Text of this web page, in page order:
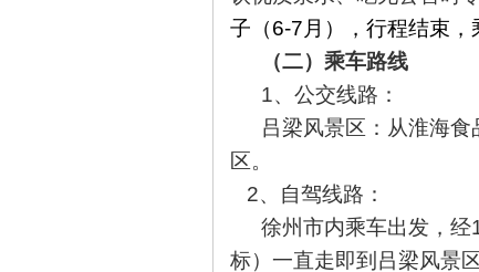
子（6-7月），行程结束，
（二）乘车路线
1、公交线路：
吕梁风景区：从淮海
区。
2、自驾线路：
徐州市内乘车出发，
标）一直走即到吕梁风景区